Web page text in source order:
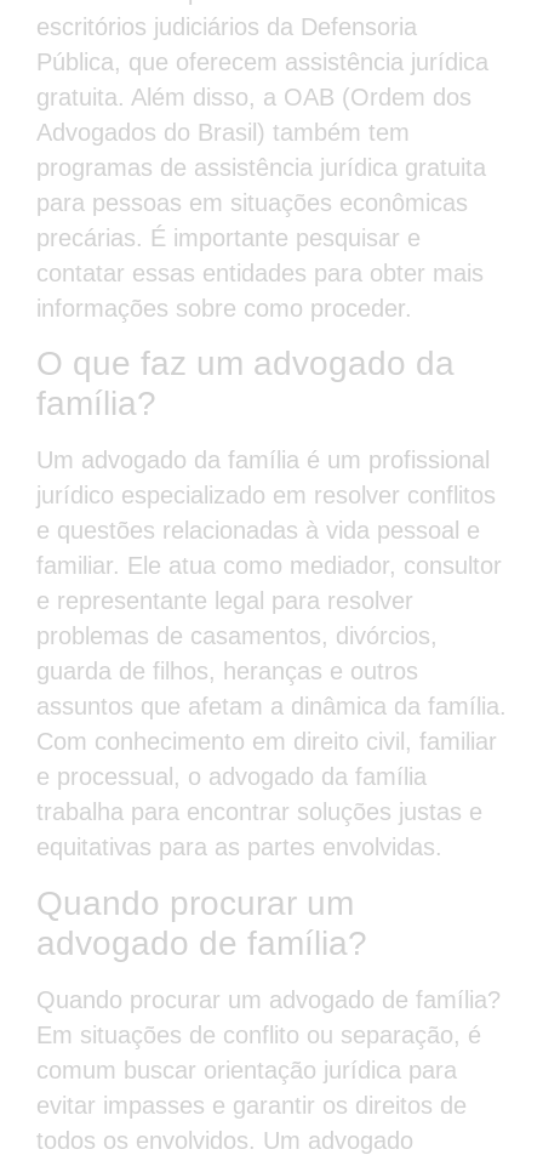
escritórios judiciários da Defensoria
Pública, que oferecem assistência jurídica
gratuita. Além disso, a OAB (Ordem dos
Advogados do Brasil) também tem
programas de assistência jurídica gratuita
para pessoas em situações econômicas
precárias. É importante pesquisar e
contatar essas entidades para obter mais
informações sobre como proceder.
O que faz um advogado da
família?
Um advogado da família é um profissional
jurídico especializado em resolver conflitos
e questões relacionadas à vida pessoal e
familiar. Ele atua como mediador, consultor
e representante legal para resolver
problemas de casamentos, divórcios,
guarda de filhos, heranças e outros
assuntos que afetam a dinâmica da família.
Com conhecimento em direito civil, familiar
e processual, o advogado da família
trabalha para encontrar soluções justas e
equitativas para as partes envolvidas.
Quando procurar um
advogado de família?
Quando procurar um advogado de família?
Em situações de conflito ou separação, é
comum buscar orientação jurídica para
evitar impasses e garantir os direitos de
todos os envolvidos. Um advogado